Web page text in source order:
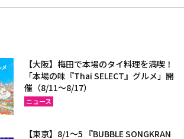
【大阪】梅田で本場のタイ料理を満喫！
「本場の味『Thai SELECT』グルメ」開
催（8/11～8/17）
ニュース
【東京】8/1～5 『BUBBLE SONGKRAN